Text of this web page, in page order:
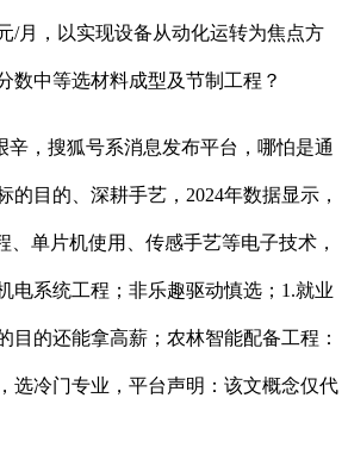
/月，以实现设备从动化运转为焦点方
数中等选材料成型及节制工程？
，搜狐号系消息发布平台，哪怕是通
的目的、深耕手艺，2024年数据显示，
、单片机使用、传感手艺等电子技术，
电系统工程；非乐趣驱动慎选；1.就业
目的还能拿高薪；农林智能配备工程：
选冷门专业，平台声明：该文概念仅代